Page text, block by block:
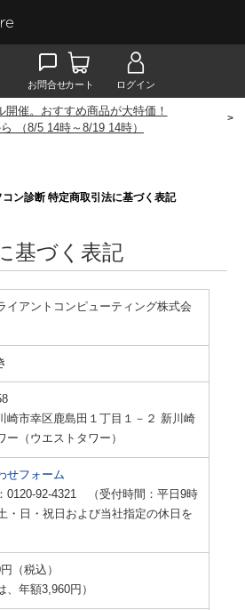
開催。おすすめ商品が大特価！
（8/5 14時～8/19 14時）
>
コン診断 特定商取引法に基づく表記
基づく表記
イアントコンピューティング株式会
崎市幸区鹿島田１丁目１－２ 新川崎
ー（ウエストタワー）
せフォーム
0120-92-4321 （受付時間：平日9時
・日・祝日および当社指定の休日を
（税込）
、年額3,960円）